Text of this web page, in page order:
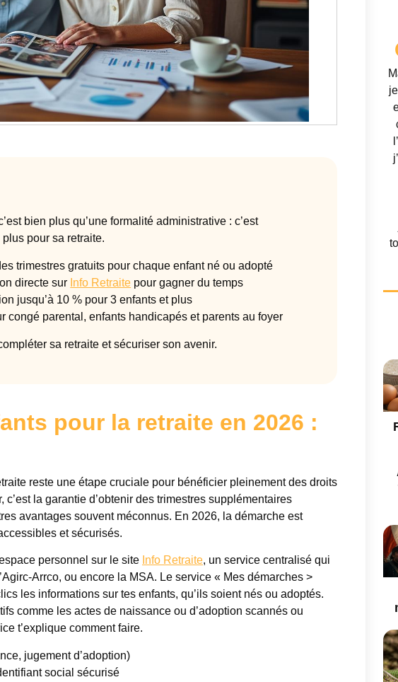
bien plus qu’une formalité administrative : c’est
pour sa retraite.
trimestres gratuits pour chaque enfant né ou adopté
directe sur Info Retraite pour gagner du temps
jusqu’à 10 % pour 3 enfants et plus
congé parental, enfants handicapés et parents au foyer
sa retraite et sécuriser son avenir.
pour la retraite en 2026 :
reste une étape cruciale pour bénéficier pleinement des droits
la garantie d’obtenir des trimestres supplémentaires
avantages souvent méconnus. En 2026, la démarche est
et sécurisés.
personnel sur le site Info Retraite, un service centralisé qui
Arrco, ou encore la MSA. Le service « Mes démarches >
les informations sur tes enfants, qu’ils soient nés ou adoptés.
comme les actes de naissance ou d’adoption scannés ou
t’explique comment faire.
jugement d’adoption)
social sécurisé